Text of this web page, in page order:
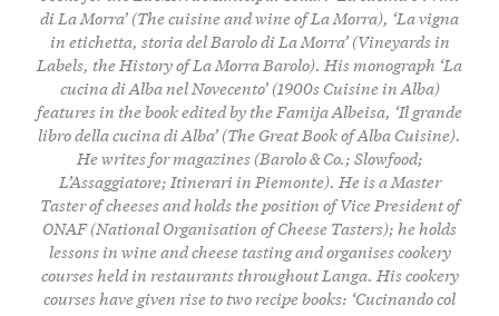
di La Morra’ (The cuisine and wine of La Morra), ‘La vigna
in etichetta, storia del Barolo di La Morra’ (Vineyards in
Labels, the History of La Morra Barolo). His monograph ‘La
cucina di Alba nel Novecento’ (1900s Cuisine in Alba)
features in the book edited by the Famija Albeisa, ‘Il grande
libro della cucina di Alba’ (The Great Book of Alba Cuisine).
He writes for magazines (Barolo & Co.; Slowfood;
L’Assaggiatore; Itinerari in Piemonte). He is a Master
Taster of cheeses and holds the position of Vice President of
ONAF (National Organisation of Cheese Tasters); he holds
lessons in wine and cheese tasting and organises cookery
courses held in restaurants throughout Langa. His cookery
courses have given rise to two recipe books: ‘Cucinando col